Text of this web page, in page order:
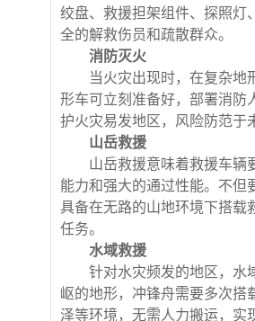
绞盘、救援担架组件、探照灯
全的解救伤员和疏散群众。
消防灭火
当火灾出现时，在复杂地
形车可立刻准备好，部署消防
护火灾易发地区，风险防范于
山岳救援
山岳救援意味着救援车辆
能力和强大的通过性能。不但
具备在无路的山地环境下搭载
任务。
水域救援
针对水灾频发的地区，水
岖的地形，冲锋舟需要多次搭
泽等环境，无需人力搬运，实